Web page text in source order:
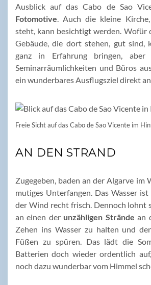
Ausblick auf das Cabo de Sao
Fotomotive. Auch die kleine
steht, kann besichtigt werden. Wofür
Gebäude, die dort stehen, gut sind,
ganz in Erfahrung bringen, aber
Seminarräumlichkeiten und Büros
ein wunderbares Ausflugsziel direkt
Freie Sicht auf das Cabo de Sao Vicente im
AN DEN STRAND
Zugegeben, baden an der Algarve im
mutiges Unterfangen. Das Wasser
der Wind recht frisch. Dennoch lohnt
an einen der unzähligen Strände an
Zehen ins Wasser zu halten und
Füßen zu spüren. Das lädt die
Batterien doch wieder ordentlich
noch dazu wunderbar vom Himmel